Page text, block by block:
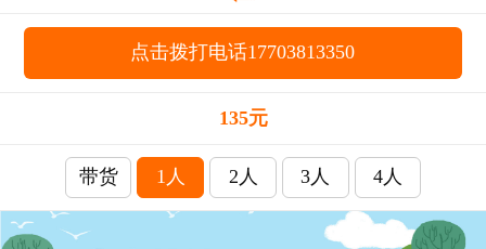
点击拨打电话17703813350
135元
带货 1人 2人 3人 4人